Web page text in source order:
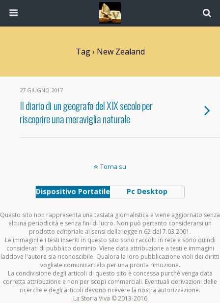
Tag › New Zealand
27 GIUGNO 2017
Il diario di un geografo del XIX secolo per
riscoprire una meraviglia naturale
Torna su
Dispositivo Portatile Pc Desktop
Questo sito non rappresenta una testata giornalistica e viene aggiornato senza
alcuna periodicità e senza fini di lucro. Non può pertanto considerarsi un
prodotto editoriale ai sensi della legge n.62 del 7.03.2001.
Le immagini e i testi inseriti in questo sito sono raccolti in rete e sono quindi
considerati di pubblico dominio. Viene data attribuzione a testi e immagini
laddove l'autore sia riconoscibile. Qualora la loro pubblicazione violi dei diritti
vogliate comunicarcelo per una pronta rimozione.
La condivisione degli articoli di questo sito è concessa purchè venga data
corretta attribuzione e non per scopi commerciali. Eventuali derivazioni delle
ricerche e degli articoli devono ricevere la nostra autorizzazione.
La Storia Viva © 2013-2016